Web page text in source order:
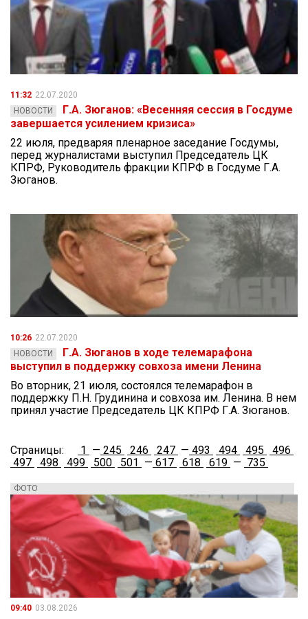
11:32 22.07.2020
НОВОСТИ
Г.А. Зюганов: «Весенняя сессия в Госдуме
завершается усилением кризиса»
22 июля, предваряя пленарное заседание Госдумы,
перед журналистами выступил Председатель ЦК
КПРФ, Руководитель фракции КПРФ в Госдуме Г.А.
Зюганов.
10:26 22.07.2020
НОВОСТИ
Г.А. Зюганов в ходе телемарафона
выступил в поддержку совхоза имени Ленина
Во вторник, 21 июля, состоялся телемарафон в
поддержку П.Н. Грудинина и совхоза им. Ленина. В нем
принял участие Председатель ЦК КПРФ Г.А. Зюганов.
Страницы: 1 — 245 246 247 — 493 494 495
496
497
498 499 500 501 — 617 618 619 — 735
ФОТО
09:40 03.08.2026